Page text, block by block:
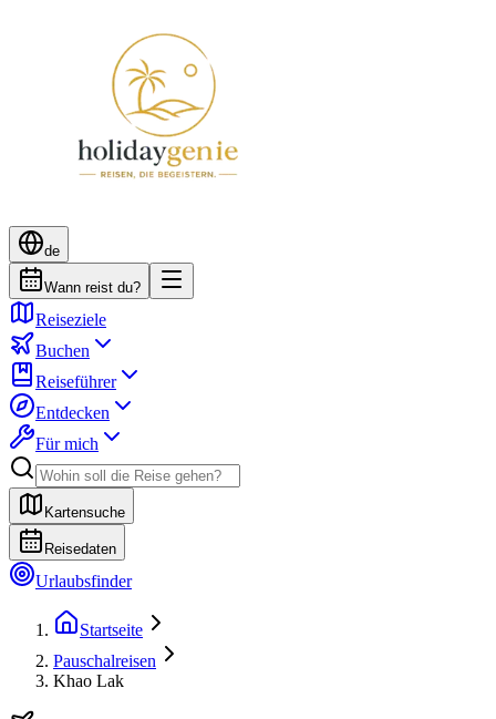
de
Wann reist du?
Reiseziele
Buchen
Reiseführer
Entdecken
Für mich
Kartensuche
Reisedaten
Urlaubsfinder
Startseite
Pauschalreisen
Khao Lak